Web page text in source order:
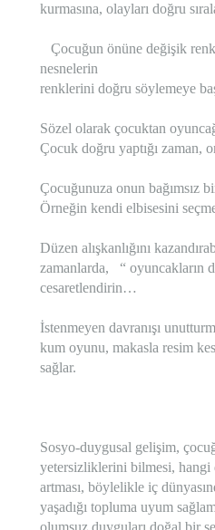
kurmasına, olayları doğru
Çocuğun önüne değişik
nesnelerin
renklerini doğru söylemeye
Sözel olarak çocuktan
Çocuk doğru yaptığı zaman,
Çocuğunuza onun bağımsız
Örneğin kendi elbisesini
Düzen alışkanlığını
zamanlarda, “ oyuncakların
cesaretlendirin…
İstenmeyen davranışı
kum oyunu, makasla resim
sağlar.
Sosyo-duygusal gelişim,
yetersizliklerini bilmesi, hangi
artması, böylelikle iç
yaşadığı topluma uyum
olumsuz duyguları doğal bir